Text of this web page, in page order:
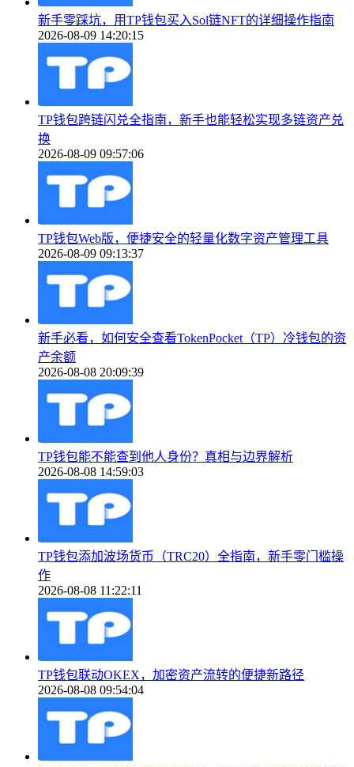
新手零踩坑，用TP钱包买入Sol链NFT的详细操作指南
2026-08-09 14:20:15
TP钱包跨链闪兑全指南，新手也能轻松实现多链资产兑
换
2026-08-09 09:57:06
TP钱包Web版，便捷安全的轻量化数字资产管理工具
2026-08-09 09:13:37
新手必看，如何安全查看TokenPocket（TP）冷钱包的资
产余额
2026-08-08 20:09:39
TP钱包能不能查到他人身份？真相与边界解析
2026-08-08 14:59:03
TP钱包添加波场货币（TRC20）全指南，新手零门槛操
作
2026-08-08 11:22:11
TP钱包联动OKEX，加密资产流转的便捷新路径
2026-08-08 09:54:04